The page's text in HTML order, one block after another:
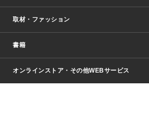
少年マンガ
Vジャンプ
週刊ヤングジャンプ
少女マンガ
取材・ファッション
Seventeen
芸能・情報・スポーツ
書籍
文芸・文庫・総合
オンラインストア・その他WEBサービス